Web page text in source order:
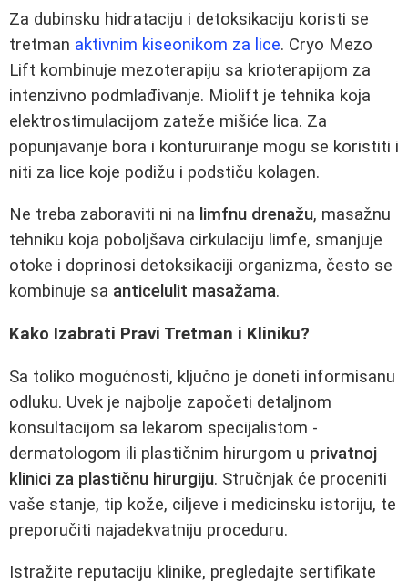
Za dubinsku hidrataciju i detoksikaciju koristi se
tretman aktivnim kiseonikom za lice. Cryo Mezo
Lift kombinuje mezoterapiju sa krioterapijom za
intenzivno podmlađivanje. Miolift je tehnika koja
elektrostimulacijom zateže mišiće lica. Za
popunjavanje bora i konturuiranje mogu se koristiti i
niti za lice koje podižu i podstiču kolagen.
Ne treba zaboraviti ni na limfnu drenažu, masažnu
tehniku koja poboljšava cirkulaciju limfe, smanjuje
otoke i doprinosi detoksikaciji organizma, često se
kombinuje sa anticelulit masažama.
Kako Izabrati Pravi Tretman i Kliniku?
Sa toliko mogućnosti, ključno je doneti informisanu
odluku. Uvek je najbolje započeti detaljnom
konsultacijom sa lekarom specijalistom -
dermatologom ili plastičnim hirurgom u privatnoj
klinici za plastičnu hirurgiju. Stručnjak će proceniti
vaše stanje, tip kože, ciljeve i medicinsku istoriju, te
preporučiti najadekvatniju proceduru.
Istražite reputaciju klinike, pregledajte sertifikate